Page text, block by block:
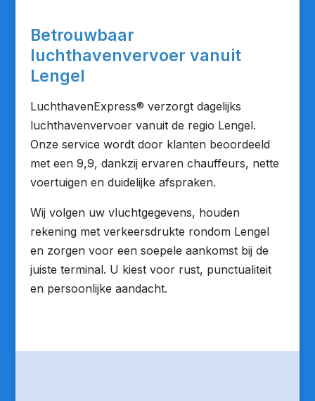
Betrouwbaar
luchthavenvervoer vanuit
Lengel
LuchthavenExpress® verzorgt dagelijks
luchthavenvervoer vanuit de regio Lengel.
Onze service wordt door klanten beoordeeld
met een 9,9, dankzij ervaren chauffeurs, nette
voertuigen en duidelijke afspraken.
Wij volgen uw vluchtgegevens, houden
rekening met verkeersdrukte rondom Lengel
en zorgen voor een soepele aankomst bij de
juiste terminal. U kiest voor rust, punctualiteit
en persoonlijke aandacht.